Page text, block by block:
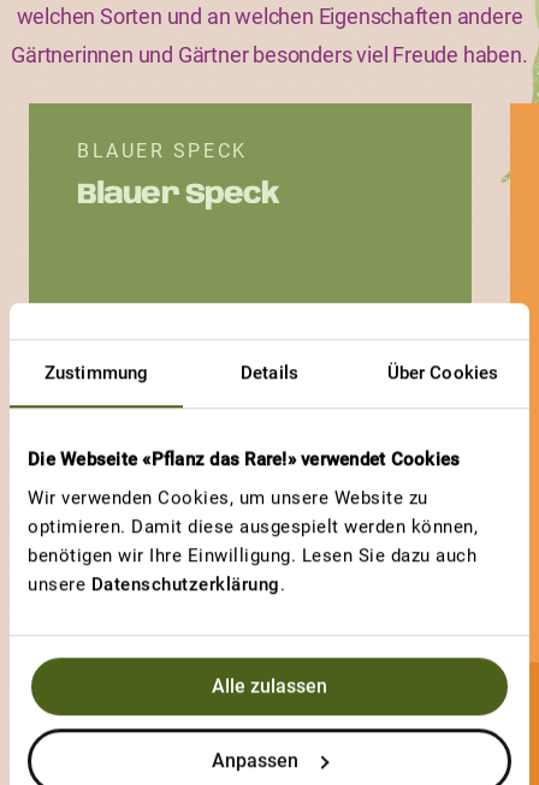
Zustimmung Details Über Cookies
Die Webseite «Pflanz das Rare!» verwendet Cookies
Wir verwenden Cookies, um unsere Website zu
optimieren. Damit diese ausgespielt werden können,
benötigen wir Ihre Einwilligung. Lesen Sie dazu auch
unsere Datenschutzerklärung.
Alle zulassen
Anpassen
welchen Sorten und an welchen Eigenschaften andere
Gärtnerinnen und Gärtner besonders viel Freude haben.
BLAUER SPECK
Blauer Speck
Salome89
0 Sorten